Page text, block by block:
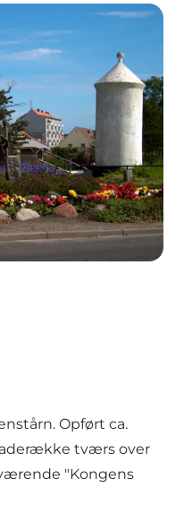
Opført ca.
tværs over
"Kongens